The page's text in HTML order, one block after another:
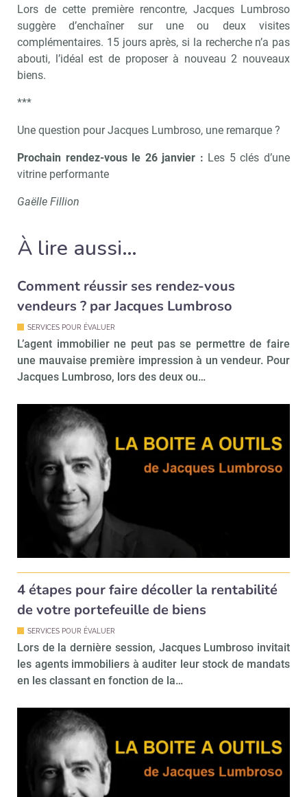
Lors de cette première rencontre, Jacques Lumbroso
suggère d’enchaîner sur une ou deux visites
complémentaires. 15 jours après, si la recherche n’a pas
abouti, l’idéal est de proposer à nouveau 2 nouveaux
biens.
***
Une question pour Jacques Lumbroso, une remarque ?
Prochain rendez-vous le 26 janvier : Les 5 clés d’une
vitrine performante
Gaëlle Fillion
À lire aussi…
Comment réussir ses rendez-vous
vendeurs ? par Jacques Lumbroso
SERVICES POUR ÉVALUER
L’agent immobilier ne peut pas se permettre de faire
une mauvaise première impression à un vendeur. Pour
Jacques Lumbroso, lors des deux ou…
4 étapes pour faire décoller la rentabilité
de votre portefeuille de biens
SERVICES POUR ÉVALUER
Lors de la dernière session, Jacques Lumbroso invitait
les agents immobiliers à auditer leur stock de mandats
en les classant en fonction de la…
Recevoir Immo Matin
!
tard